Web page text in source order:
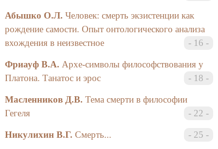
трудно соблюсти строго очерченное смысловое
пространство. Однако, внимательный читатель
обратит внимание на то, что и в этом «усеченном»
рубрики, посвященные обсуждению вечных
«смертогенных» вопросов, даже если их названия
«Русский Танатос», «Смерть в социокультурном
измерении»). С другой стороны, традиционный
по сравнению с первыми двумя выпусками. Теперь
Абышко О.Л. Человек: смерть экзистенции как
рождение самости. Опыт онтологического анализа
вхождения в неизвестное
16
Фриауф В.А. Архе-символы философствования у
Платона. Танатос и эрос
18
Масленников Д.В. Тема смерти в философии
Гегеля
22
Никулихин В.Г. Смерть... 25